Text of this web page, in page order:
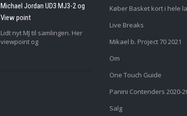
Michael Jordan UD3 MJ3-2 og
View point
Lidt nyt MJ til samlingen. Her
viewpoint og
Køber Basket kort i hele
Live Breaks
Mikael b. Project 70 2021
Om
One Touch Guide
Panini Contenders 2020-
Salg